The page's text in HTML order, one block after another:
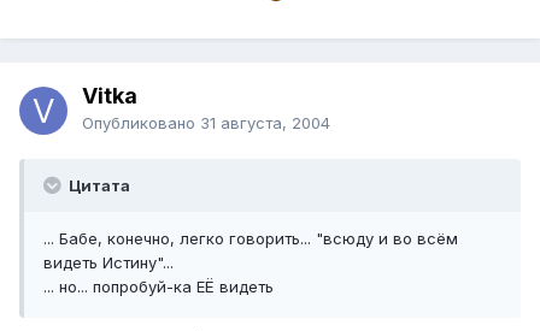
Vitka
Опубликовано 31 августа, 2004
Цитата
... Бабе, конечно, легко говорить... "всюду и во всём
видеть Истину"...
... но... попробуй-ка ЕЁ видеть